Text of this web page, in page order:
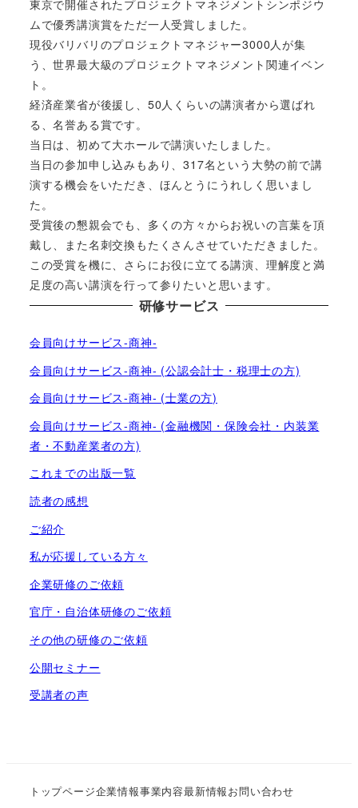
東京で開催されたプロジェクトマネジメントシンポジウ
ムで優秀講演賞をただ一人受賞しました。
現役バリバリのプロジェクトマネジャー3000人が集
う、世界最大級のプロジェクトマネジメント関連イベン
ト。
経済産業省が後援し、50人くらいの講演者から選ばれ
る、名誉ある賞です。
当日は、初めて大ホールで講演いたしました。
当日の参加申し込みもあり、317名という大勢の前で講
演する機会をいただき、ほんとうにうれしく思いまし
た。
受賞後の懇親会でも、多くの方々からお祝いの言葉を頂
戴し、また名刺交換もたくさんさせていただきました。
この受賞を機に、さらにお役に立てる講演、理解度と満
足度の高い講演を行って参りたいと思います。
研修サービス
会員向けサービス-商神-
会員向けサービス-商神- (公認会計士・税理士の方)
会員向けサービス-商神- (士業の方)
会員向けサービス-商神- (金融機関・保険会社・内装業
者・不動産業者の方)
これまでの出版一覧
読者の感想
ご紹介
私が応援している方々
企業研修のご依頼
官庁・自治体研修のご依頼
その他の研修のご依頼
公開セミナー
受講者の声
トップページ企業情報事業内容最新情報お問い合わせ